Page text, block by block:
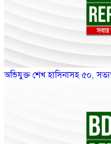
অভিযুক্ত শেখ হাসিনাসহ ৫০,